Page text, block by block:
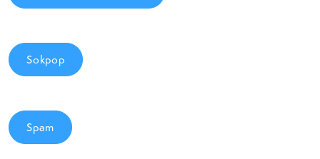
Sokpop
Spam